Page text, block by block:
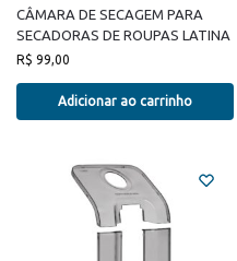
CÂMARA DE SECAGEM PARA
SECADORAS DE ROUPAS LATINA
R$ 99,00
Adicionar ao carrinho